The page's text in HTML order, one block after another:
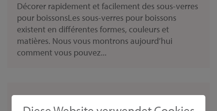
Décorer rapidement et facilement des sous-verres
pour boissonsLes sous-verres pour boissons
existent en différentes formes, couleurs et
matières. Nous vous montrons aujourd’hui
comment vous pouvez...
Décoration estivale élégante et